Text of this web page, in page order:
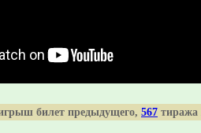
билет предыдущего, 567